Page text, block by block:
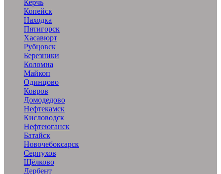
Керчь
Копейск
Находка
Пятигорск
Хасавюрт
Рубцовск
Березники
Коломна
Майкоп
Одинцово
Ковров
Домодедово
Нефтекамск
Кисловодск
Нефтеюганск
Батайск
Новочебоксарск
Серпухов
Щёлково
Дербент